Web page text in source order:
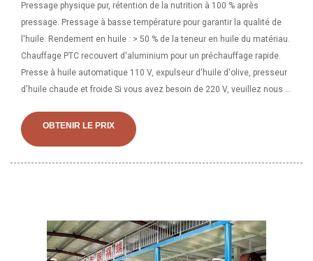
Pressage physique pur, rétention de la nutrition à 100 % après
pressage. Pressage à basse température pour garantir la qualité de
l'huile. Rendement en huile : > 50 % de la teneur en huile du matériau.
Chauffage PTC recouvert d'aluminium pour un préchauffage rapide.
Presse à huile automatique 110 V, expulseur d'huile d'olive, presseur
d'huile chaude et froide Si vous avez besoin de 220 V, veuillez nous le
OBTENIR LE PRIX